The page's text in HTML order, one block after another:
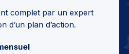
complet par un expert
d’un plan d’action.